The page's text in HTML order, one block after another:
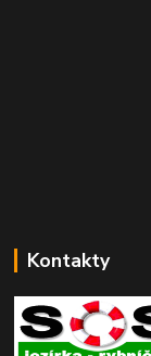
Kontakty